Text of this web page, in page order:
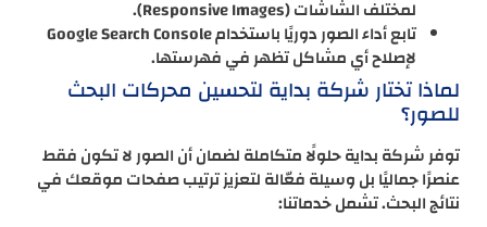
لمختلف الشاشات (Responsive Images).
تابع أداء الصور دوريًا باستخدام Google Search Console
لإصلاح أي مشاكل تظهر في فهرستها.
لماذا تختار شركة بداية لتحسين محركات البحث
للصور؟
توفر شركة بداية حلولًا متكاملة لضمان أن الصور لا تكون فقط
عنصرًا جماليًا بل وسيلة فعّالة لتعزيز ترتيب صفحات موقعك في
نتائج البحث. تشمل خدماتنا: